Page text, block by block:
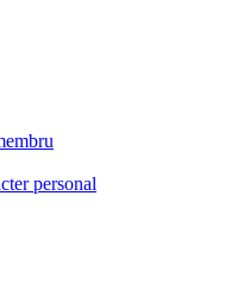
personal